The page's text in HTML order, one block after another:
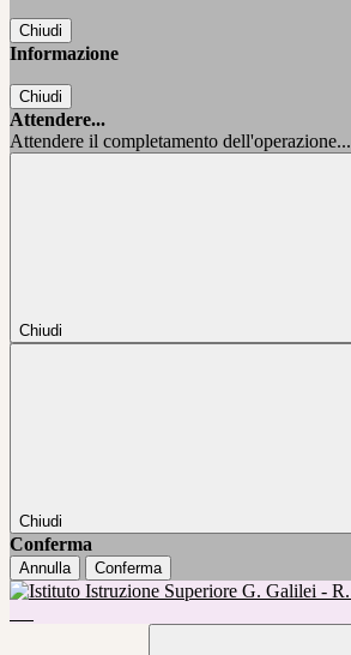
Chiudi
Informazione
Chiudi
Attendere...
Attendere il completamento dell'operazione...
Chiudi
Chiudi
Conferma
Annulla Conferma